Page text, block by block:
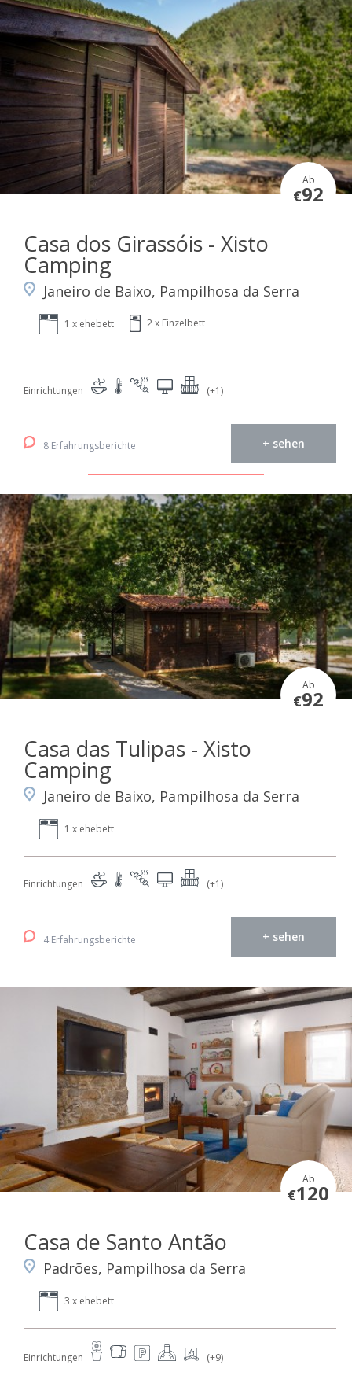
Ab
€92
Casa dos Girassóis - Xisto
Camping
Janeiro de Baixo, Pampilhosa da Serra
1 x ehebett 2 x Einzelbett
Einrichtungen (+1)
8 Erfahrungsberichte + sehen
Ab
€92
Casa das Tulipas - Xisto
Camping
Janeiro de Baixo, Pampilhosa da Serra
1 x ehebett
Einrichtungen (+1)
4 Erfahrungsberichte + sehen
Ab
€120
Casa de Santo Antão
Padrões, Pampilhosa da Serra
3 x ehebett
Einrichtungen (+9)